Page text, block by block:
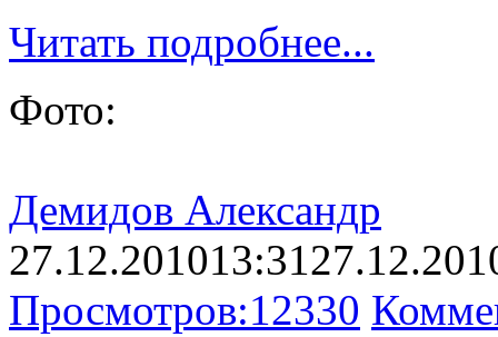
Читать подробнее...
Фото:
Демидов Александр
27.12.201013:31
Просмотров:12330